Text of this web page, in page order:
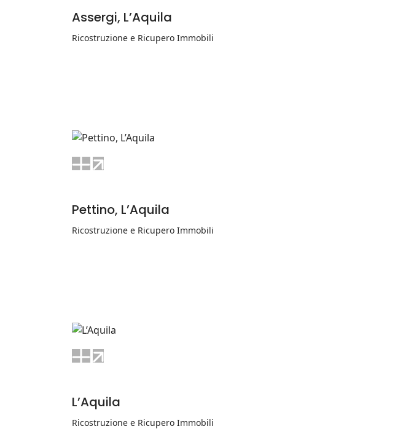
Assergi, L’Aquila
Ricostruzione e Ricupero Immobili
Pettino, L’Aquila
Ricostruzione e Ricupero Immobili
L’Aquila
Ricostruzione e Ricupero Immobili